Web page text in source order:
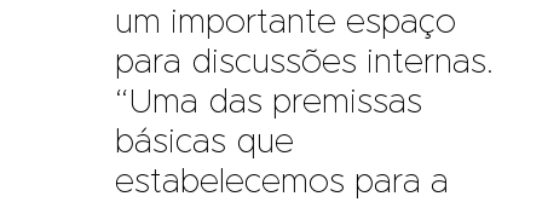
um importante espaço
para discussões internas.
“Uma das premissas
básicas que
estabelecemos para a